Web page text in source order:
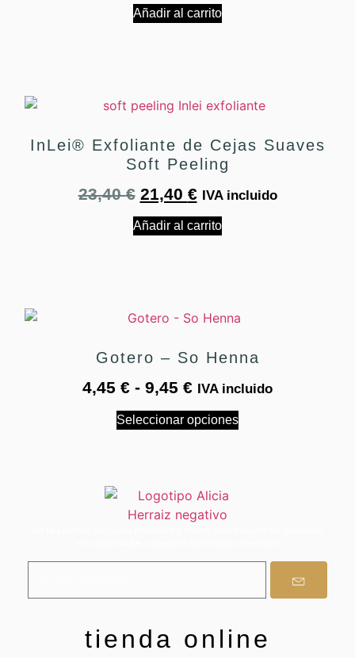
Añadir al carrito
InLei® Exfoliante de Cejas Suaves
Soft Peeling
23,40€ 21,40 € IVA incluido
Añadir al carrito
Gotero – So Henna
4,45 € - 9,45 € IVA incluido
Seleccionar opciones
tienda online